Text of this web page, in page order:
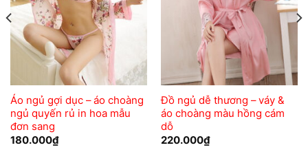
Áo ngủ gợi dục – áo choàng
ngủ quyến rủ in hoa mẫu
đơn sang
180.000₫
Đồ ngủ dễ thương – váy &
áo choàng màu hồng cám
dỗ
220.000₫